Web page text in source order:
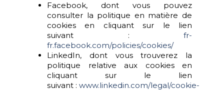
Facebook, dont vous pouvez
consulter la politique en matière de
cookies en cliquant sur le lien
suivant : fr-
fr.facebook.com/policies/cookies/
LinkedIn, dont vous trouverez la
politique relative aux cookies en
cliquant sur le lien
suivant : www.linkedin.com/legal/cookie-